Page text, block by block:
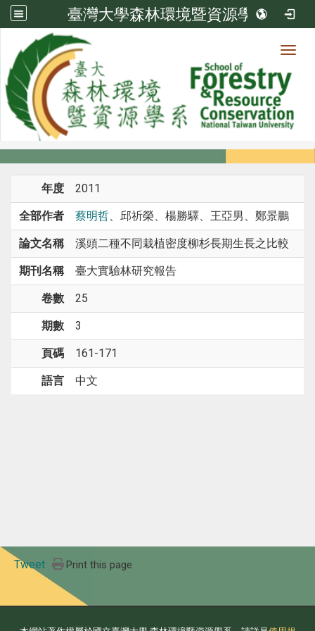
臺灣大學森林環境暨資源學系
系所成員
系所成員
年度 2011
全部作者 蔡明哲、邱祈榮、楊勝驛、王亞男、鄭景鵬
論文名稱 溪頭二種不同栽植密度柳杉長期生長之比較
期刊名稱 臺大實驗林研究報告
卷數 25
期數 3
頁碼 161-171
語言 中文
Tweet Print this page